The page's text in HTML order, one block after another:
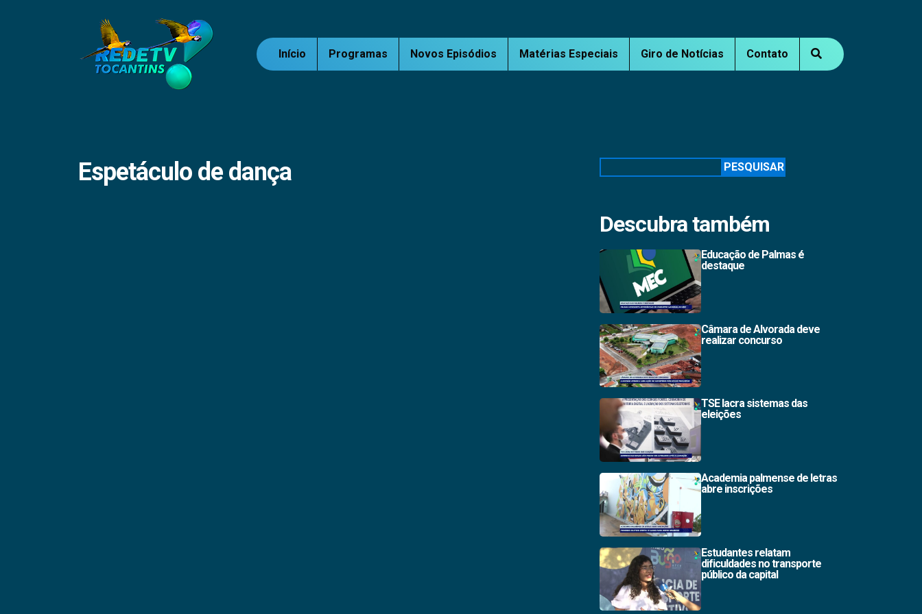
Início Programas Novos Episódios Matérias Especiais Giro de Notícias Contato
Espetáculo de dança PESQUISAR
Descubra também
Educação de Palmas é
destaque
Câmara de Alvorada deve
realizar concurso
TSE lacra sistemas das
eleições
Academia palmense de letras
abre inscrições
Estudantes relatam
dificuldades no transporte
público da capital